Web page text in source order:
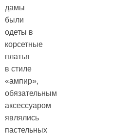
дамы
были
одеты в
корсетные
платья
в стиле
«ампир»,
обязательным
аксессуаром
являлись
пастельных